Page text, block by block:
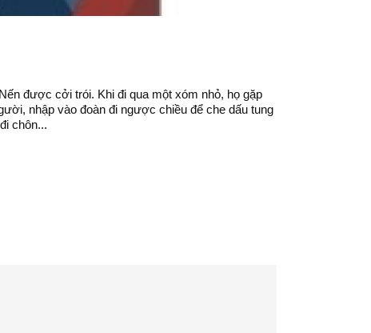
được cởi trói. Khi đi qua một xóm nhỏ, họ gặp
nhập vào đoàn đi ngược chiều để che dấu tung
chôn...